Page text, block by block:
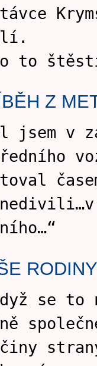
to
Z
jsem v
RODINY
se to